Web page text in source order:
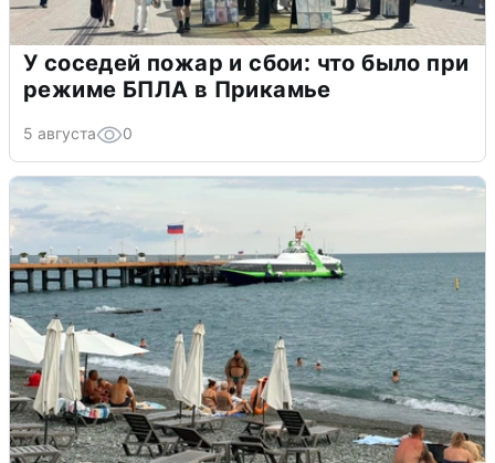
У соседей пожар и сбои: что было при
режиме БПЛА в Прикамье
5 августа 0